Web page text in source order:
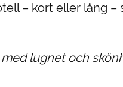
– kort eller lång
lugnet och